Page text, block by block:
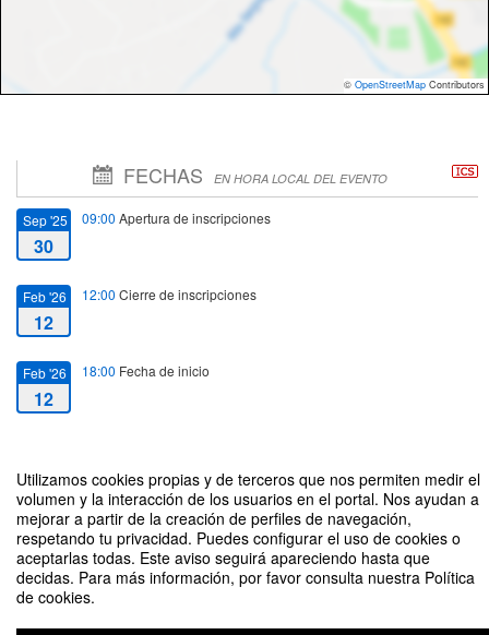
Utilizamos cookies propias y de terceros que nos permiten medir el
volumen y la interacción de los usuarios en el portal. Nos ayudan a
mejorar a partir de la creación de perfiles de navegación,
respetando tu privacidad. Puedes configurar el uso de cookies o
aceptarlas todas. Este aviso seguirá apareciendo hasta que
decidas. Para más información, por favor consulta nuestra Política
de cookies.
© OpenStreetMap Contributors
FECHAS EN HORA LOCAL DEL EVENTO
Sep '25
30
09:00 Apertura de inscripciones
Feb '26
12
12:00 Cierre de inscripciones
Feb '26
12
18:00 Fecha de inicio
14
Actividad Formativa de Doctorado "Taller de escritura. El arte de narrar"